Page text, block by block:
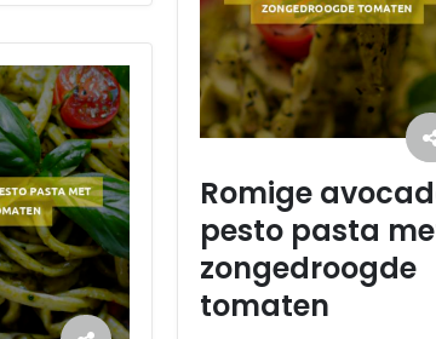
Romige
pesto pasta
zongedroogde
tomaten